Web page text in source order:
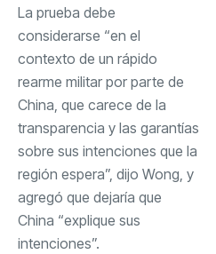
La prueba debe
considerarse “en el
contexto de un rápido
rearme militar por parte de
China, que carece de la
transparencia y las garantías
sobre sus intenciones que la
región espera”, dijo Wong, y
agregó que dejaría que
China “explique sus
intenciones”.